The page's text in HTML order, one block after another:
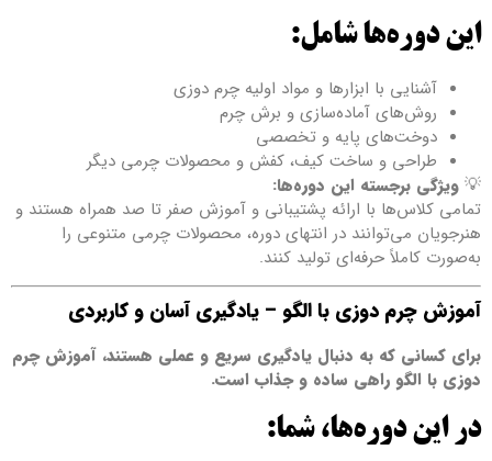
این دوره‌ها شامل:
آشنایی با ابزارها و مواد اولیه چرم دوزی
روش‌های آماده‌سازی و برش چرم
دوخت‌های پایه و تخصصی
طراحی و ساخت کیف، کفش و محصولات چرمی دیگر
💡 ویژگی برجسته این دوره‌ها:
تمامی کلاس‌ها با ارائه پشتیبانی و آموزش صفر تا صد همراه هستند و
هنرجویان می‌توانند در انتهای دوره، محصولات چرمی متنوعی را
به‌صورت کاملاً حرفه‌ای تولید کنند.
آموزش چرم دوزی با الگو – یادگیری آسان و کاربردی
برای کسانی که به دنبال یادگیری سریع و عملی هستند، آموزش چرم
دوزی با الگو راهی ساده و جذاب است.
در این دوره‌ها، شما: